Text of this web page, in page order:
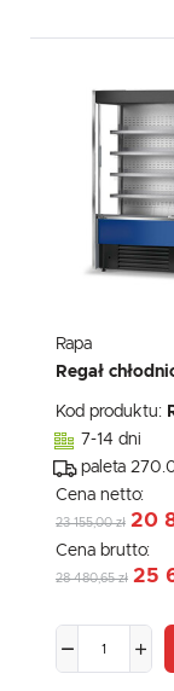
Rapa
Regał
Kod produktu:
7-14 dni
paleta
Cena netto:
23 155,00 zł 20
Cena brutto:
28 480,65 zł 25